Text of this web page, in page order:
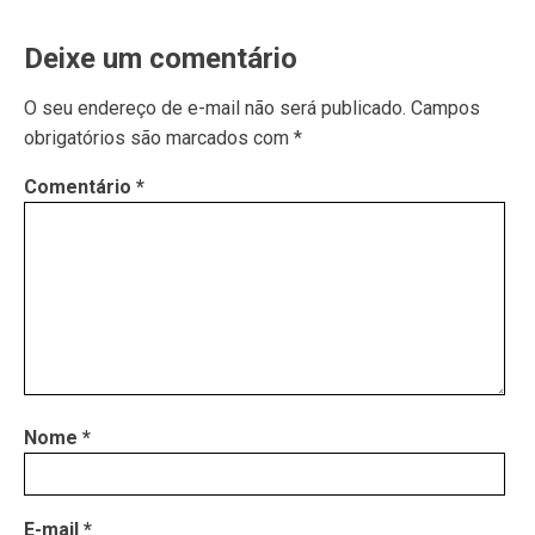
Deixe um comentário
O seu endereço de e-mail não será publicado. Campos
obrigatórios são marcados com *
Comentário *
Nome *
E-mail *